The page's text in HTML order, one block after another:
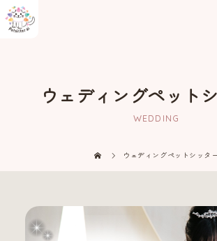
ウェディングペット
WEDDING
ウェディングペットシッター